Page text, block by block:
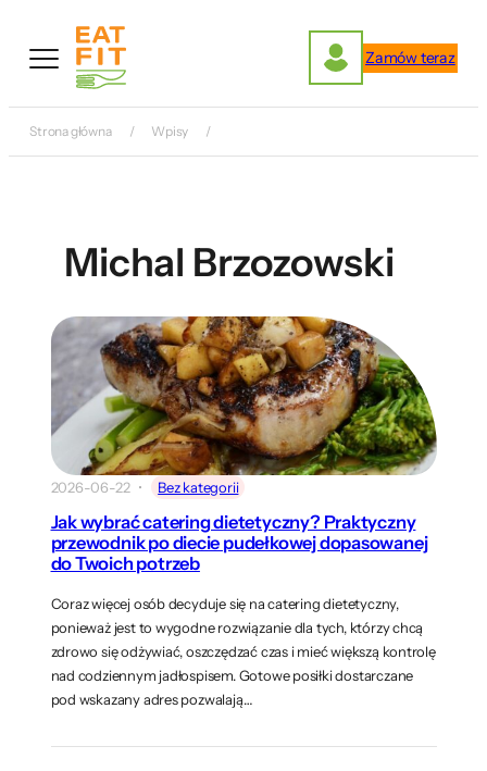
treści
Zamów teraz
Strona główna Wpisy
Michal Brzozowski
2026-06-22 Bez kategorii
Jak wybrać catering dietetyczny? Praktyczny
przewodnik po diecie pudełkowej dopasowanej
do Twoich potrzeb
Coraz więcej osób decyduje się na catering dietetyczny,
ponieważ jest to wygodne rozwiązanie dla tych, którzy chcą
zdrowo się odżywiać, oszczędzać czas i mieć większą kontrolę
nad codziennym jadłospisem. Gotowe posiłki dostarczane
pod wskazany adres pozwalają…